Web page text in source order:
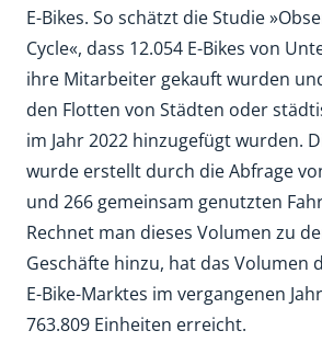
E-Bikes. So schätzt die Studie
Cycle«, dass 12.054 E-Bikes von
ihre Mitarbeiter gekauft wurden
den Flotten von Städten oder
im Jahr 2022 hinzugefügt wurden.
wurde erstellt durch die Abfrage
und 266 gemeinsam genutzten
Rechnet man dieses Volumen zu
Geschäfte hinzu, hat das Volumen
E-Bike-Marktes im vergangenen
763.809 Einheiten erreicht.